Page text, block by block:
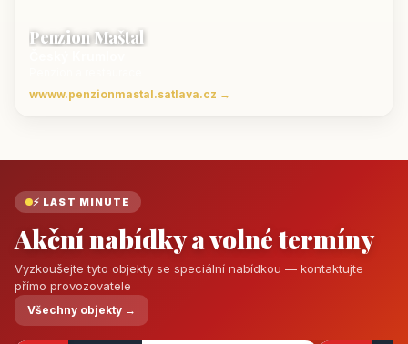
Penzion Maštal
wwww.penzionmastal.satlava.cz →
⚡ LAST MINUTE
Akční nabídky a volné termíny
Vyzkoušejte tyto objekty se speciální nabídkou — kontaktujte
přímo provozovatele
Všechny objekty →